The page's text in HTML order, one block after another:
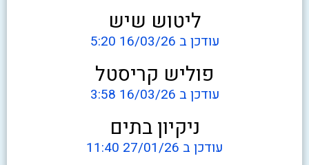
ליטוש שיש
עודכן ב 16/03/26 5:20
פוליש קריסטל
עודכן ב 16/03/26 3:58
ניקיון בתים
עודכן ב 27/01/26 11:40